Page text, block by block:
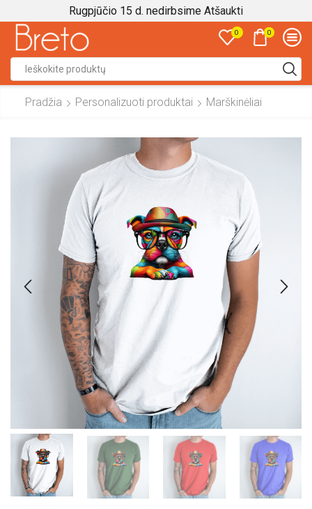
Rugpjūčio 15 d. nedirbsime Atšaukti
0 0
input
Pradžia Personalizuoti produktai Marškinėliai